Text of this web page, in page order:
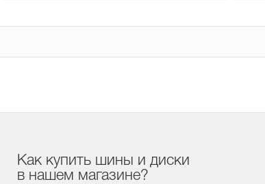
Как купить шины и диски
в нашем магазине?